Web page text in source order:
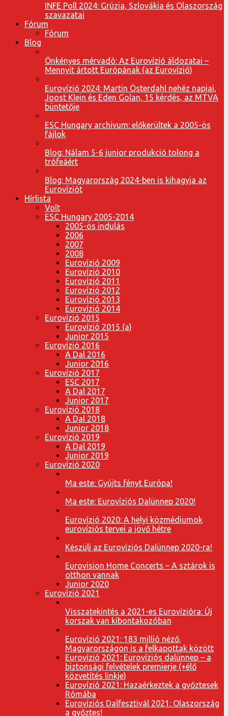
INFE Poll 2024: Grúzia, Szlovákia és Olaszország
szavazatai
Fórum
Fórum
Blog
Önkényes mérvadó: Az Eurovízió áldozatai –
Mennyit ártott Európának (az Eurovízió)
Eurovízió 2024: Martin Österdahl nehéz napjai,
Joost Klein és Eden Golan, 15 kérdés, az MTVA
büntetője
ESC Hungary archivum: előkerültek a 2005-ös
fájlok
Blog: Nálam 5-6 junior produkció tolong a
trófeáért
Blog: Magyarország 2024-ben is kihagyja az
Eurovíziót
Hírlista
Volt
ESC Hungary 2005-2014
2005-ös indulás
2006
2007
2008
Eurovízió 2009
Eurovízió 2010
Eurovízió 2011
Eurovízió 2012
Eurovízió 2013
Eurovízió 2014
Eurovízió 2015
Eurovízió 2015 (a)
Junior 2015
Eurovízió 2016
A Dal 2016
Junior 2016
Eurovízió 2017
ESC 2017
A Dal 2017
Junior 2017
Eurovízió 2018
A Dal 2018
Junior 2018
Eurovízió 2019
A Dal 2019
Junior 2019
Eurovízió 2020
Ma este: Gyújts fényt Európa!
Ma este: Eurovíziós Dalünnep 2020!
Eurovízió 2020: A helyi közmédiumok
eurovíziós tervei a jövő hétre
Készülj az Eurovíziós Dalünnep 2020-ra!
Eurovision Home Concerts – A sztárok is
otthon vannak
Junior 2020
Eurovízió 2021
Visszatekintés a 2021-es Eurovízióra: Új
korszak van kibontakozóban
Eurovízió 2021: 183 millió néző,
Magyarországon is a felkapottak között
Eurovízió 2021: Eurovíziós dalünnep – a
biztonsági felvételek premierje (+élő
közvetítés linkje)
Eurovízió 2021: Hazaérkeztek a győztesek
Rómába
Eurovíziós Dalfesztivál 2021: Olaszország
a győztes!